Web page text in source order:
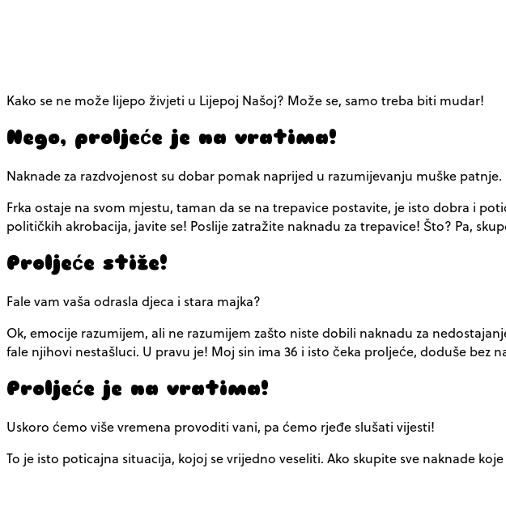
Kako se ne može lijepo živjeti u Lijepoj Našoj? Može se, samo treba biti mudar!
Nego, proljeće je na vratima!
Naknade za razdvojenost su dobar pomak naprijed u razumijevanju muške
Frka ostaje na svom mjestu, taman da se na trepavice postavite, je isto dobra i
političkih akrobacija, javite se! Poslije zatražite naknadu za trepavice! Što? Pa,
Proljeće stiže!
Fale vam vaša odrasla djeca i stara majka?
Ok, emocije razumijem, ali ne razumijem zašto niste dobili naknadu za
fale njihovi nestašluci. U pravu je! Moj sin ima 36 i isto čeka proljeće, doduše bez
Proljeće je na vratima!
Uskoro ćemo više vremena provoditi vani, pa ćemo rjeđe slušati vijesti!
To je isto poticajna situacija, kojoj se vrijedno veseliti. Ako skupite sve naknade